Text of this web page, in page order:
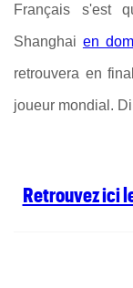
Français s'est
Shanghai en
retrouvera en
joueur mondial.
Retrouvez ici